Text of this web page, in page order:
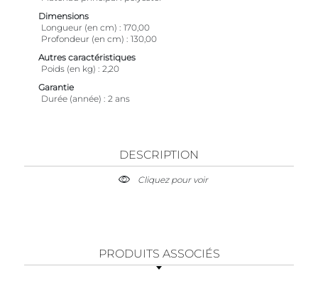
Dimensions
Longueur (en cm)
170,00
Profondeur (en cm)
130,00
Autres caractéristiques
Poids (en kg)
2,20
Garantie
Durée (année)
2 ans
DESCRIPTION
Cliquez pour voir
PRODUITS ASSOCIÉS